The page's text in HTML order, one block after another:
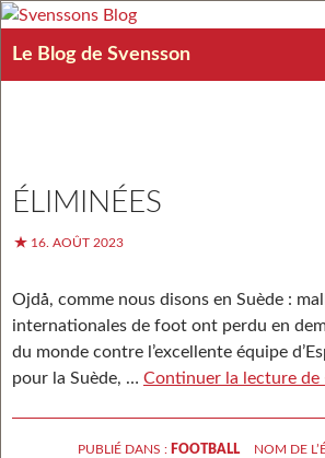
Le Blog de Svensson
ÉLIMINÉES
16. AOÛT 2023
Ojdå, comme nous disons en Suède :
internationales de foot ont perdu en
du monde contre l’excellente équipe
pour la Suède, … Continuer la lecture de
PUBLIÉ DANS : FOOTBALL NOM DE